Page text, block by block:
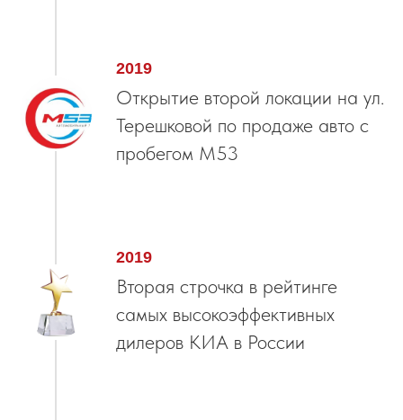
2019
Открытие второй локации на ул.
Терешковой по продаже авто с
пробегом М53
2019
Вторая строчка в рейтинге
самых высокоэффективных
дилеров КИА в России